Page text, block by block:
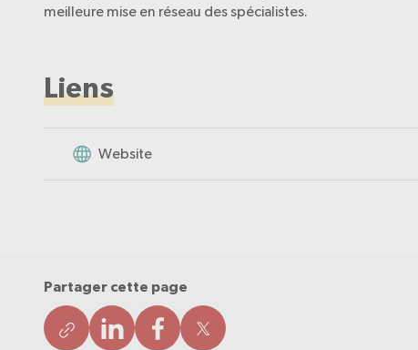
meilleure mise en réseau des spécialistes.
Liens
Website
Partager cette page